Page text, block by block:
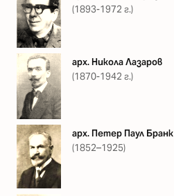
(1893-1972 г.)
арх. Никола Лазаров
(1870-1942 г.)
арх. Петер Паул Бранк
(1852–1925)